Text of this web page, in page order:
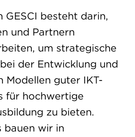
GESCI besteht darin,
und Partnern
um strategische
der Entwicklung und
Modellen guter IKT-
für hochwertige
zu bieten.
bauen wir in